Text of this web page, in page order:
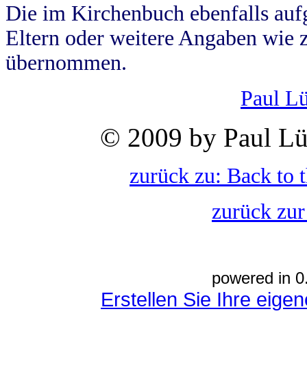
Die im Kirchenbuch ebenfalls
Eltern oder weitere Angaben wie
übernommen.
Paul
© 2009 by Paul
zurück zu: Back to
zurück
powered in
Erstellen Sie Ihre